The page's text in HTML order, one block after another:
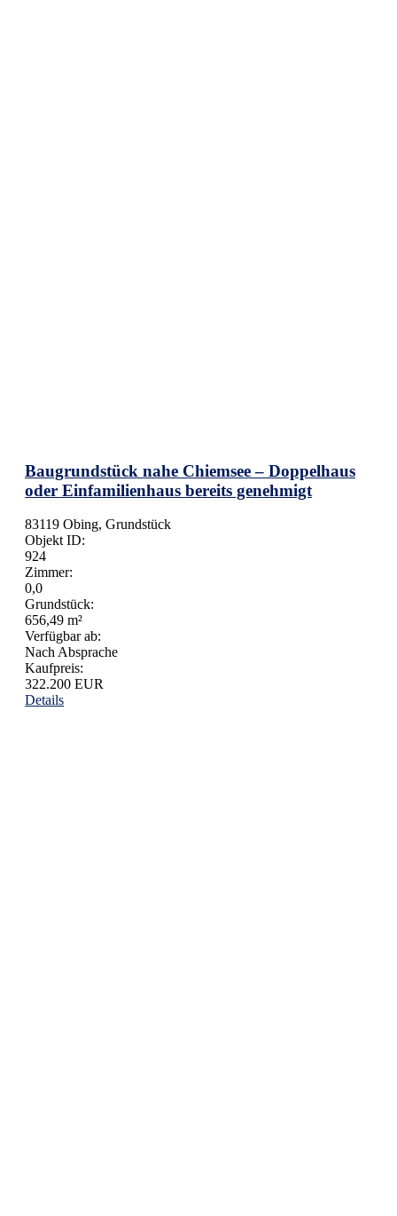
Baugrundstück nahe Chiemsee – Doppelhaus
oder Einfamilienhaus bereits genehmigt
83119 Obing, Grundstück
Objekt ID:
924
Zimmer:
0,0
Grundstück:
656,49 m²
Verfügbar ab:
Nach Absprache
Kaufpreis:
322.200 EUR
Details